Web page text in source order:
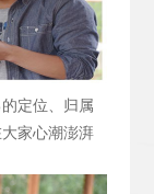
定位、归属
家心潮澎湃